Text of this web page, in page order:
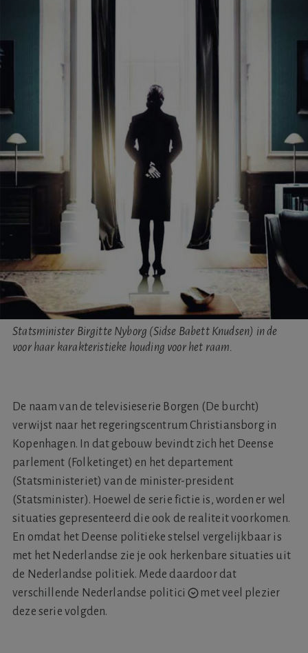
Statsminister Birgitte Nyborg (Sidse Babett Knudsen) in de
voor haar karakteristieke houding voor het raam.
De naam van de televisieserie Borgen (De burcht)
verwijst naar het regeringscentrum Christiansborg in
Kopenhagen. In dat gebouw bevindt zich het Deense
parlement (Folketinget) en het departement
(Statsministeriet) van de minister-president
(Statsminister). Hoewel de serie fictie is, worden er wel
situaties gepresenteerd die ook de realiteit voorkomen.
En omdat het Deense politieke stelsel vergelijkbaar is
met het Nederlandse zie je ook herkenbare situaties uit
de Nederlandse politiek. Mede daardoor dat
verschillende Nederlandse politici
met veel plezier
deze serie volgden.